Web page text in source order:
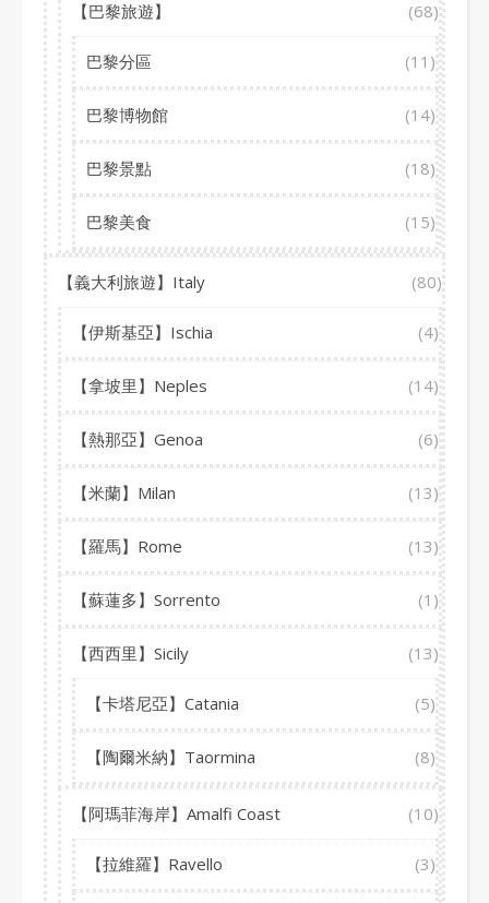
【巴黎旅遊】 (68)
巴黎分區 (11)
巴黎博物館 (14)
巴黎景點 (18)
巴黎美食 (15)
【義大利旅遊】Italy (80)
【伊斯基亞】Ischia (4)
【拿坡里】Neples (14)
【熱那亞】Genoa (6)
【米蘭】Milan (13)
【羅馬】Rome (13)
【蘇蓮多】Sorrento (1)
【西西里】Sicily (13)
【卡塔尼亞】Catania (5)
【陶爾米納】Taormina (8)
【阿瑪菲海岸】Amalfi Coast (10)
【拉維羅】Ravello (3)